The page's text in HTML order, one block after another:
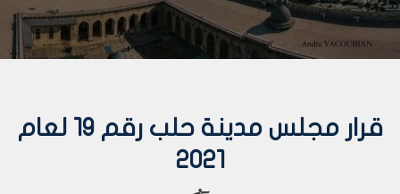
قرار مجلس مدينة حلب رقم 19 لعام
2021